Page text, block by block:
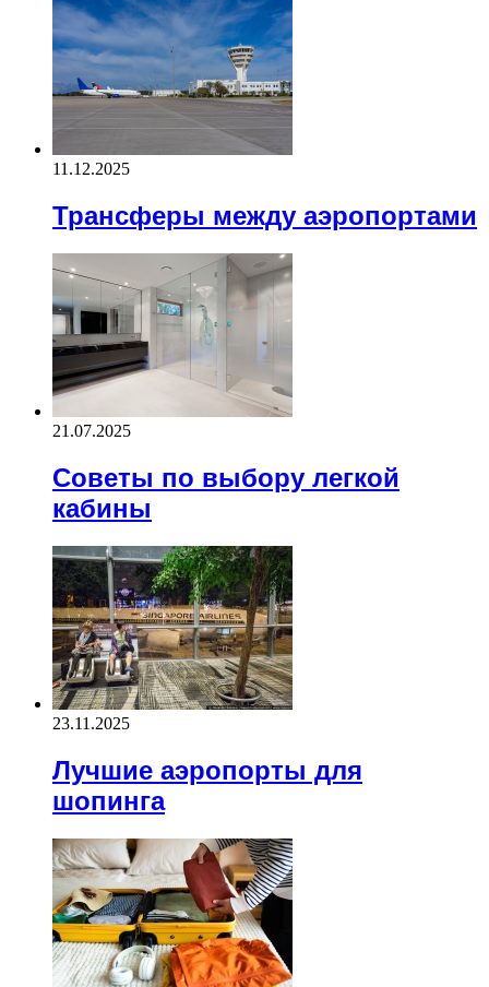
11.12.2025
Трансферы между аэропортами
21.07.2025
Советы по выбору легкой
кабины
23.11.2025
Лучшие аэропорты для
шопинга